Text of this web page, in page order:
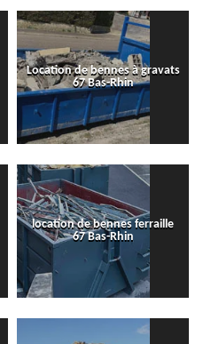
Location de bennes à gravats
67 Bas-Rhin
location de bennes ferraille
67 Bas-Rhin